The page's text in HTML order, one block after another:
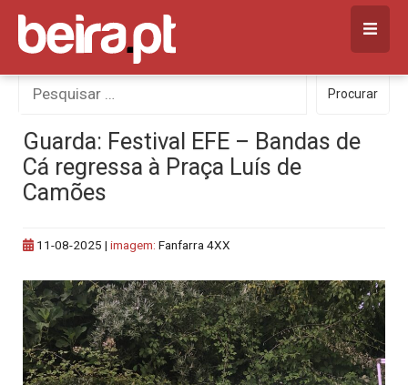
Skip
content
Procurar
por:
Procurar
Guarda: Festival EFE – Bandas de
Cá regressa à Praça Luís de
Camões
11-08-2025 | imagem: Fanfarra 4XX